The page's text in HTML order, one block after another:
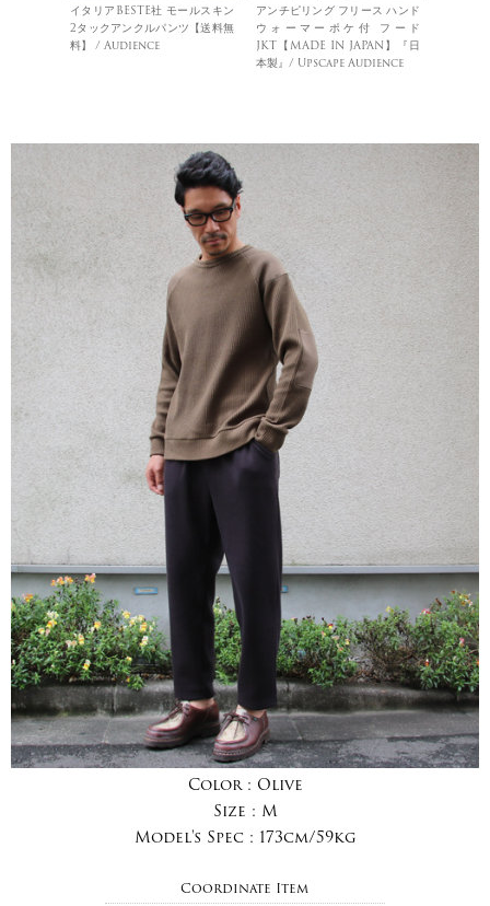
イタリアBESTE社 モールスキン
2タックアンクルパンツ【送料無
料】 / Audience
アンチピリング フリース ハンド
ウォーマーポケ付 フード
JKT【MADE IN JAPAN】『日
本製』/ Upscape Audience
Color : Olive
Size : M
Model's Spec : 173cm/59kg
Coordinate Item